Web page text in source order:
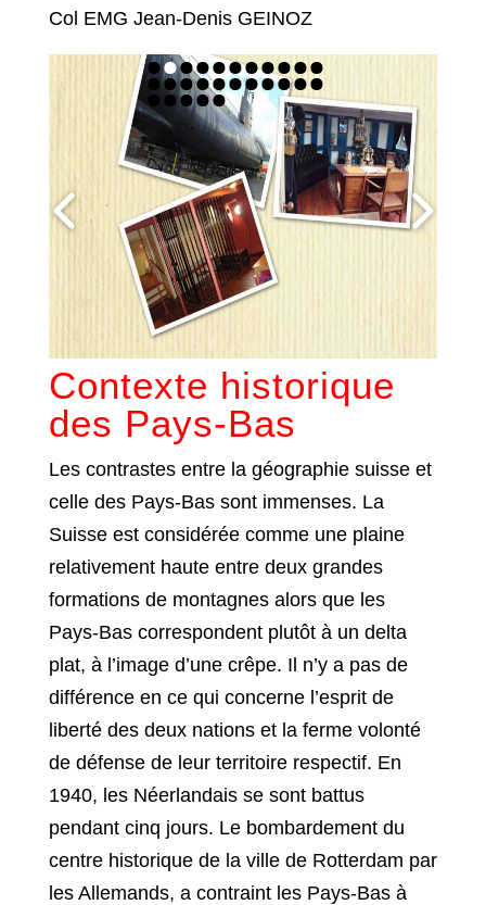
Col EMG Jean-Denis GEINOZ
Contexte historique
des Pays-Bas
Les contrastes entre la géographie suisse et
celle des Pays-Bas sont immenses. La
Suisse est considérée comme une plaine
relativement haute entre deux grandes
formations de montagnes alors que les
Pays-Bas correspondent plutôt à un delta
plat, à l’image d’une crêpe. Il n’y a pas de
différence en ce qui concerne l’esprit de
liberté des deux nations et la ferme volonté
de défense de leur territoire respectif. En
1940, les Néerlandais se sont battus
pendant cinq jours. Le bombardement du
centre historique de la ville de Rotterdam par
les Allemands, a contraint les Pays-Bas à